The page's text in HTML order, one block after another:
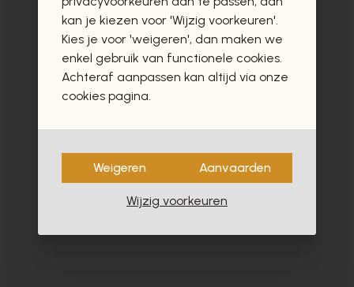
kan je kiezen voor 'Wijzig voorkeuren'.
Kies je voor 'weigeren', dan maken we
enkel gebruik van functionele cookies.
Achteraf aanpassen kan altijd via onze
cookies pagina.
Weigeren Aanvaarden
Wijzig voorkeuren